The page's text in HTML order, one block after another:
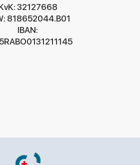
Het traject
Contact